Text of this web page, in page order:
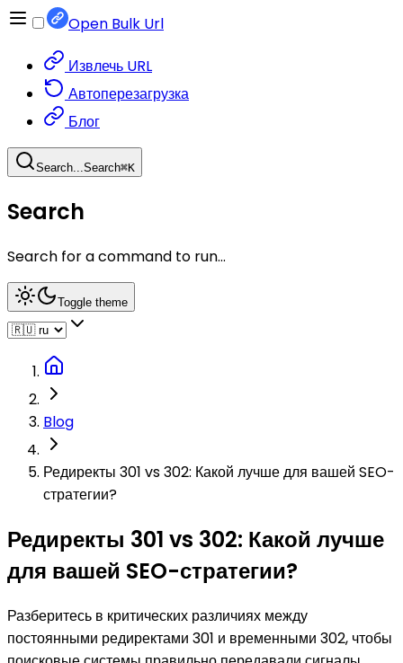
Open Bulk Url
Извлечь URL
Автоперезагрузка
Блог
Search...Search⌘K
Search
Search for a command to run...
Toggle theme
Blog
Редиректы 301 vs 302: Какой лучше для вашей SEO-
стратегии?
Редиректы 301 vs 302: Какой лучше
для вашей SEO-стратегии?
Разберитесь в критических различиях между
постоянными редиректами 301 и временными 302, чтобы